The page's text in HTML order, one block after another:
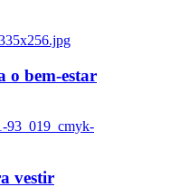
o bem-estar
93_019_cmyk-
vestir